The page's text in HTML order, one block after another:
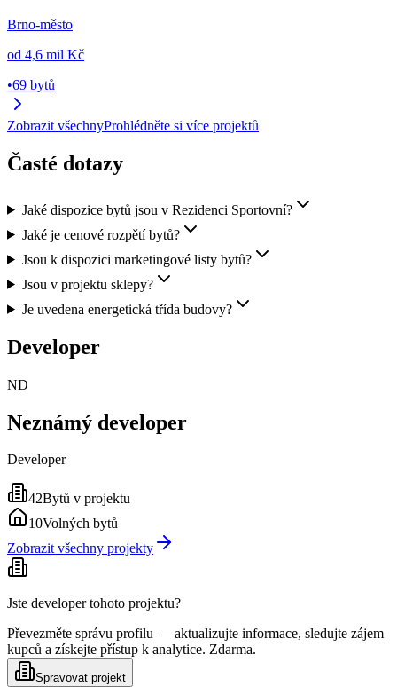
Brno-město
od 4,6 mil Kč
•69 bytů
Zobrazit všechnyProhlédněte si více projektů
Časté dotazy
Jaké dispozice bytů jsou v Rezidenci Sportovní?
Jaké je cenové rozpětí bytů?
Jsou k dispozici marketingové listy bytů?
Jsou v projektu sklepy?
Je uvedena energetická třída budovy?
Developer
ND
Neznámý developer
Developer
42Bytů v projektu
10Volných bytů
Zobrazit všechny projekty
Jste developer tohoto projektu?
Převezměte správu profilu — aktualizujte informace, sledujte zájem
kupců a získejte přístup k analytice. Zdarma.
Spravovat projekt